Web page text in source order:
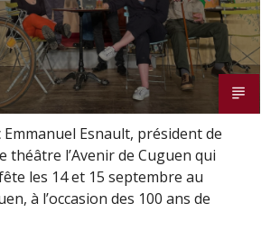
Esnault, président de
théâtre l’Avenir de Cuguen qui
les 14 et 15 septembre au
à l’occasion des 100 ans de